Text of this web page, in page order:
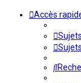
Accès